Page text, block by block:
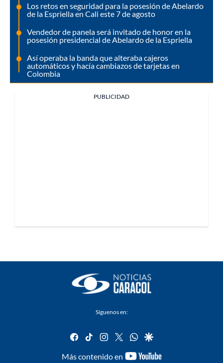
Los retos en seguridad para la posesión de Abelardo
de la Espriella en Cali este 7 de agosto
Vendedor de panela será invitado de honor en la
posesión presidencial de Abelardo de la Espriella
Así operaba la banda que alteraba cajeros
automáticos y hacía cambiazos de tarjetas en
Colombia
PUBLICIDAD
Síguenos en:
facebook
tiktok instagram
twitterwhatsapp
google
Más contenido en
youtube-